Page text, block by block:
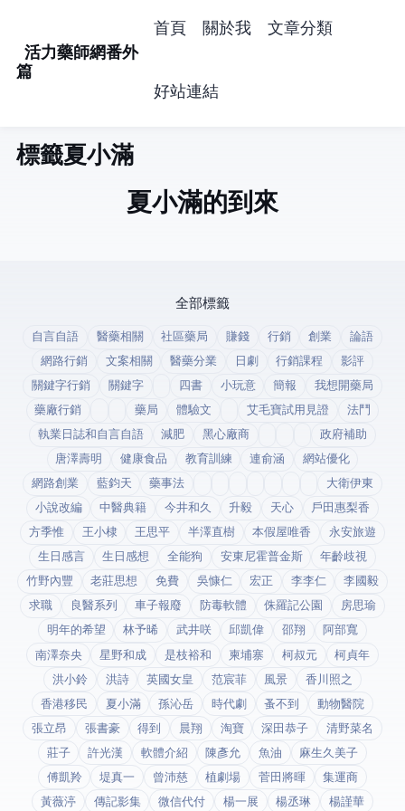
活力藥師網番外
篇
首頁 關於我 文章分類
好站連結
標籤: 夏小滿 (1)
夏小滿的到來
全部標籤
自言自語 醫藥相關 社區藥局 賺錢 行銷 創業
論語
網路行銷
文案相關 醫藥分業 日劇 行銷課程
影評
關鍵字行銷
關鍵字 四書 小玩意 簡報
我想開藥局
藥廠行銷
藥局 體驗文 艾毛寶試用見證
法鬥
執業日誌和自言自語
減肥 黑心廠商
政府補助
唐澤壽明
健康食品 教育訓練 連俞涵
網站優化
網路創業
藍鈞天 藥事法
大衛伊東
小說改編
中醫典籍 今井和久 升毅 天心
戶田惠梨香
方季惟
王小棣 王思平 半澤直樹 本假屋唯香
永安旅遊
生日感言
生日感想 全能狗 安東尼霍普金斯
年齡歧視
竹野內豐
老莊思想 免費 吳慷仁 宏正 李李仁
李國毅
求職
良醫系列 車子報廢 防毒軟體 侏羅記公園
房思瑜
明年的希望
林予晞 武井咲 邱凱偉 邵翔
阿部寬
南澤奈央
星野和成 是枝裕和 柬埔寨 柯叔元
柯貞年
洪小鈴
洪詩 英國女皇 范宸菲 風景
香川照之
香港移民
夏小滿 孫沁岳 時代劇 蚤不到
動物醫院
張立昂
張書豪 得到app 晨翔 淘寶 深田恭子
清野菜名
莊子
許光漢 軟體介紹 陳彥允 魚油
麻生久美子
傅凱羚
堤真一 曾沛慈 植劇場 菅田將暉
集運商
黃薇渟
傳記影集 微信代付 楊一展 楊丞琳 楊謹華